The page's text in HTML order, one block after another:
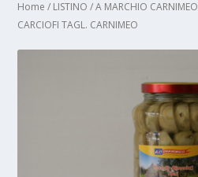
Home / LISTINO /A MARCHIO CARNIMEO
CARCIOFI TAGL. CARNIMEO